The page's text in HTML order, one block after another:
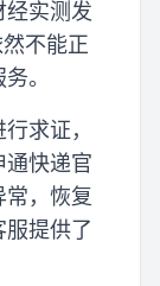
经实测发
不能正
。
求证，
通快递官
常，恢复
提供了